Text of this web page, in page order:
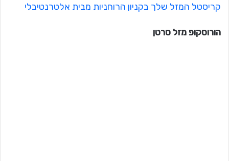
קריסטל המזל שלך בקניון הרוחניות מבית אלטרנטיבלי
הורוסקופ מזל סרטן